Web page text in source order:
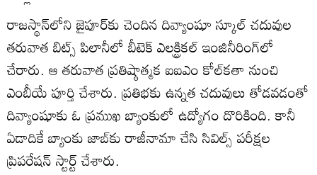
రాజస్థాన్‌లోని జైపూర్‌కు చెందిన దివ్యాంషూ స్కూల్ చదువుల
తరువాత బిట్స్ పిలానీలో బీటెక్ ఎలక్ట్రికల్ ఇంజినీరింగ్‌లో
చేరారు. ఆ తరువాత ప్రతిష్ఠాత్మక ఐఐఎం కోల్‌కతా నుంచి
ఎంబీయే పూర్తి చేశారు. ప్రతిభకు ఉన్నత చదువులు తోడవడంతో
దివ్యాంషూకు ఓ ప్రముఖ బ్యాంకు‌లో ఉద్యోగం దొరికింది. కానీ
ఏడాదికే బ్యాంకు జాబ్‌కు రాజీనామా చేసి సివిల్స్ పరీక్షల
ప్రిపరేషన్ స్టార్ట్ చేశారు.